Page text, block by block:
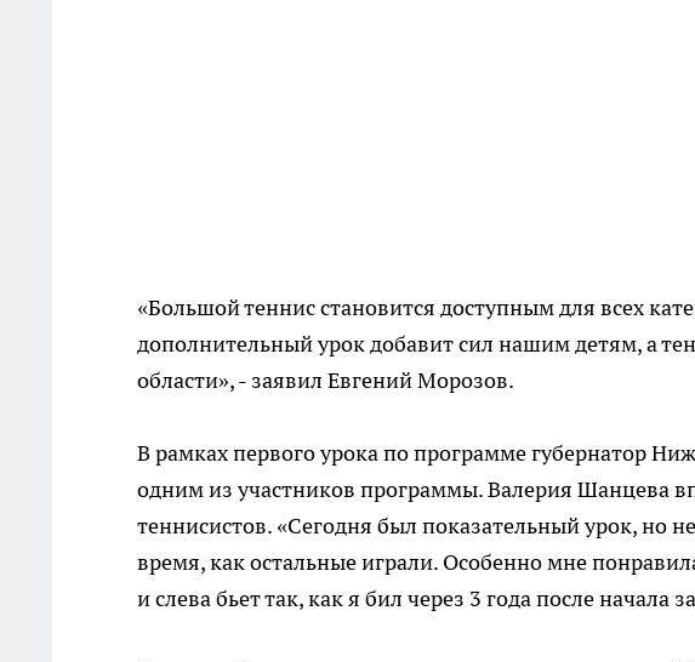
«Большой теннис становится доступным для всех
дополнительный урок добавит сил нашим детям, а
области», - заявил Евгений Морозов.
В рамках первого урока по программе губернатор
одним из участников программы. Валерия Шанцева
теннисистов. «Сегодня был показательный урок, но
время, как остальные играли. Особенно мне
и слева бьет так, как я бил через 3 года после начала